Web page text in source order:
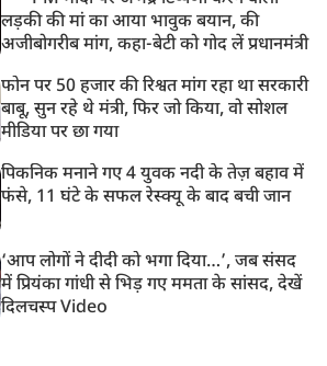
लड़की की मां का आया भावुक बयान, की
अजीबोगरीब मांग, कहा-बेटी को गोद लें प्रधानमंत्री
फोन पर 50 हजार की रिश्वत मांग रहा था सरकारी
बाबू, सुन रहे थे मंत्री, फिर जो किया, वो सोशल
मीडिया पर छा गया
पिकनिक मनाने गए 4 युवक नदी के तेज़ बहाव में
फंसे, 11 घंटे के सफल रेस्क्यू के बाद बची जान
‘आप लोगों ने दीदी को भगा दिया…’, जब संसद
में प्रियंका गांधी से भिड़ गए ममता के सांसद, देखें
दिलचस्प Video